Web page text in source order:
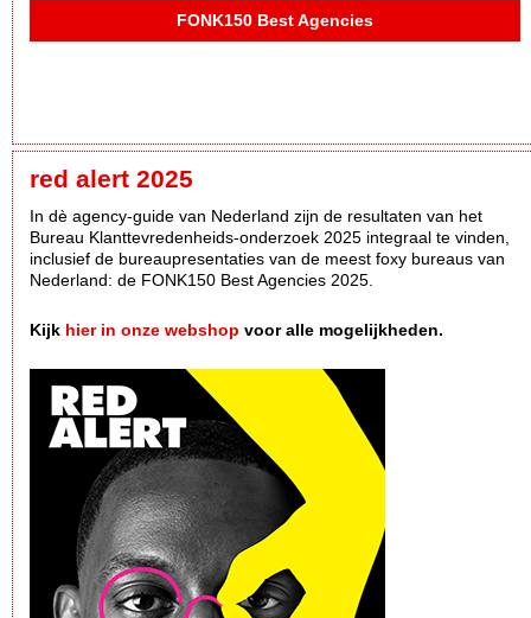
FONK150 Best Agencies
red alert 2025
In dè agency-guide van Nederland zijn de resultaten van het
Bureau Klanttevredenheids-onderzoek 2025 integraal te vinden,
inclusief de bureaupresentaties van de meest foxy bureaus van
Nederland: de FONK150 Best Agencies 2025.
Kijk hier in onze webshop voor alle mogelijkheden.